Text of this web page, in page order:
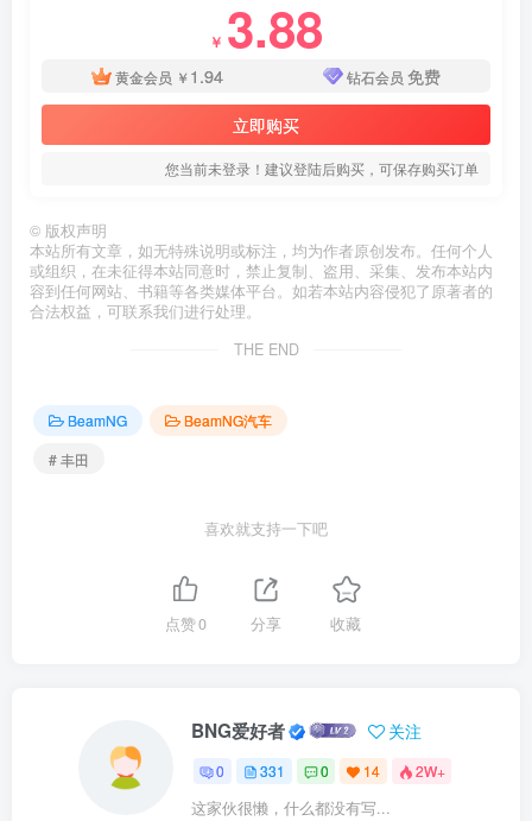
￥ 3.88
黄金会员 ￥ 1.94 钻石会员 免费
立即购买
您当前未登录！建议登陆后购买，可保存购买订单
© 版权声明
本站所有文章，如无特殊说明或标注，均为作者原创发布。任何个人
或组织，在未征得本站同意时，禁止复制、盗用、采集、发布本站内
容到任何网站、书籍等各类媒体平台。如若本站内容侵犯了原著者的
合法权益，可联系我们进行处理。
THE END
BeamNG
BeamNG汽车
# 丰田
喜欢就支持一下吧
点赞0 分享 收藏
BNG爱好者 关注
0 331 0 14 2W+
这家伙很懒，什么都没有写...